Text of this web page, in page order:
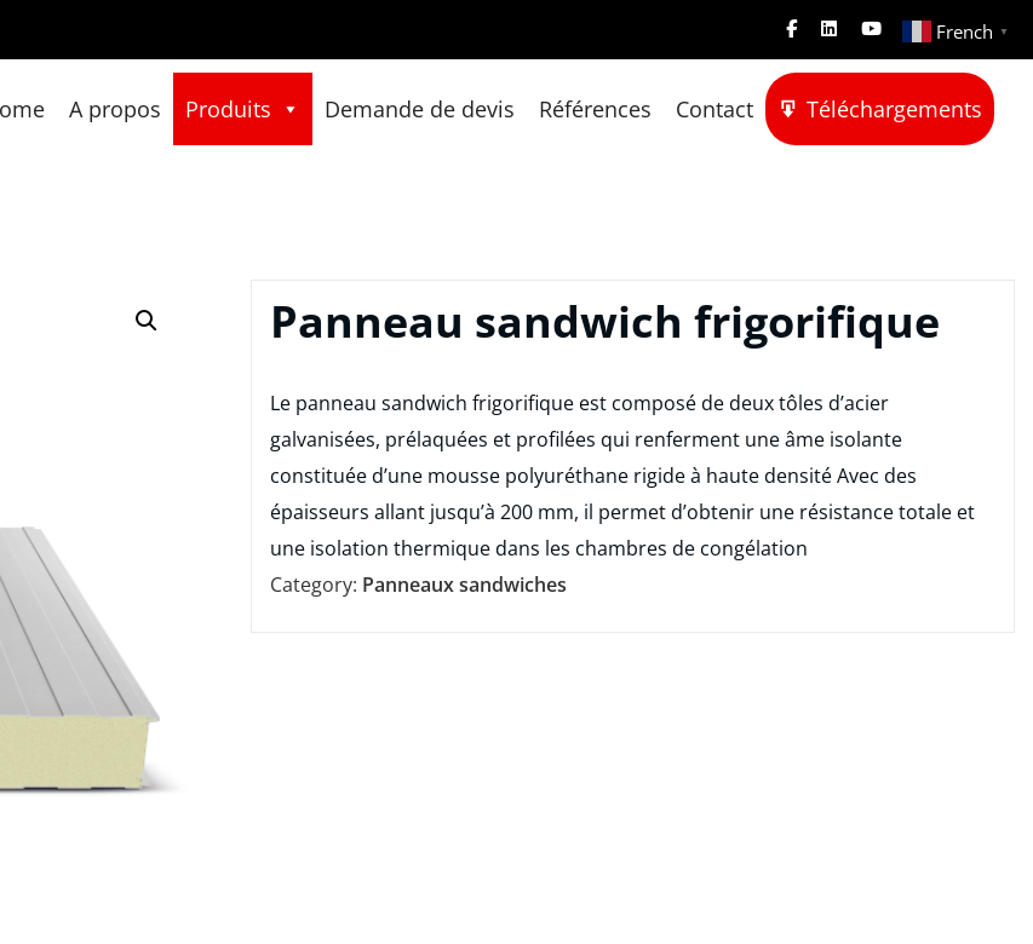
de panneau sandwich en Algérie
A propos Produits Demande de devis Références Contact Téléchargements
Panneau sandwich frigorifique
Le panneau sandwich frigorifique est composé de deux tôles d’acier
galvanisées, prélaquées et profilées qui renferment une âme isolante
constituée d’une mousse polyuréthane rigide à haute densité Avec des
épaisseurs allant jusqu’à 200 mm, il permet d’obtenir une résistance totale et
une isolation thermique dans les chambres de congélation
Category: Panneaux sandwiches
French ▼